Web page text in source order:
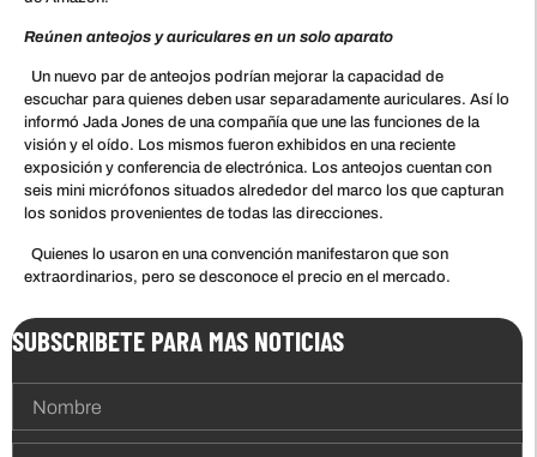
Reúnen anteojos y auriculares en un solo aparato
Un nuevo par de anteojos podrían mejorar la capacidad de
escuchar para quienes deben usar separadamente auriculares. Así lo
informó Jada Jones de una compañía que une las funciones de la
visión y el oído. Los mismos fueron exhibidos en una reciente
exposición y conferencia de electrónica. Los anteojos cuentan con
seis mini micrófonos situados alrededor del marco los que capturan
los sonidos provenientes de todas las direcciones.
Quienes lo usaron en una convención manifestaron que son
extraordinarios, pero se desconoce el precio en el mercado.
SUBSCRIBETE PARA MAS NOTICIAS